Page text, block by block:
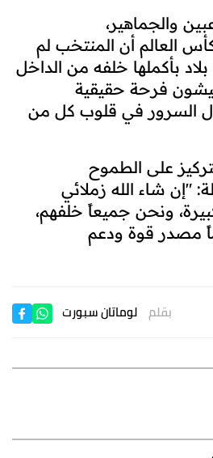
والجماهير،
العالم أن المنتخب لم
بأكملها خلفه من الداخل
فرحة حقيقية
السرور في قلوب كل من
على الطموح
"إن شاء الله زملائي
ونحن جميعاً خلفهم،
مصدر قوة ودعم
بقلم لوماتان سبورت